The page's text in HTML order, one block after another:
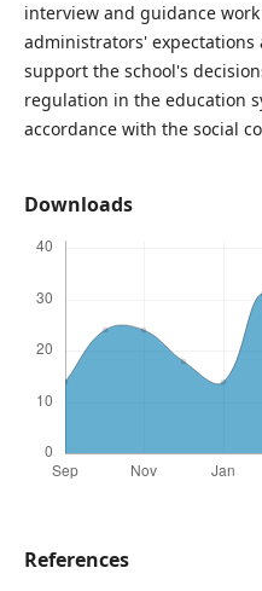
interview and guidance
administrators'
support the school's
regulation in the education
accordance with the social
Downloads
References